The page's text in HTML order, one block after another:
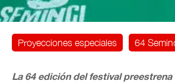
Proyecciones especiales 64
La 64 edición del festival preestrena